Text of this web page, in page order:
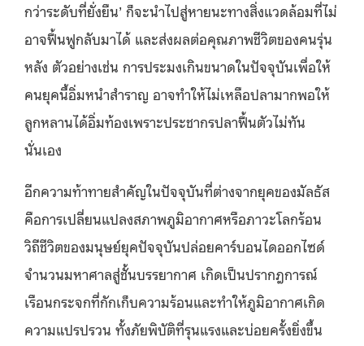
กว่าระดับที่ยั่งยืน’ ก็จะนำไปสู่หายนะทางสิ่งแวดล้อมที่ไม่
อาจฟื้นฟูกลับมาได้ และส่งผลต่อคุณภาพชีวิตของคนรุ่น
หลัง ตัวอย่างเช่น การประมงเกินขนาดในปัจจุบันเพื่อให้
คนยุคนี้อิ่มหนำสำราญ อาจทำให้ไม่เหลือปลามากพอให้
ลูกหลานได้อิ่มท้องเพราะประชากรปลาฟื้นตัวไม่ทัน
นั่นเอง
อีกความท้าทายสำคัญในปัจจุบันที่ต่างจากยุคของมัลธัส
คือการเปลี่ยนแปลงสภาพภูมิอากาศหรือภาวะโลกร้อน
วิถีชีวิตของมนุษย์ยุคปัจจุบันปล่อยคาร์บอนไดออกไซด์
จำนวนมหาศาลสู่ชั้นบรรยากาศ เกิดเป็นปรากฎการณ์
เรือนกระจกที่กักเก็บความร้อนและทำให้ภูมิอากาศเกิด
ความแปรปรวน ทั้งภัยพิบัติที่รุนแรงและบ่อยครั้งยิ่งขึ้น